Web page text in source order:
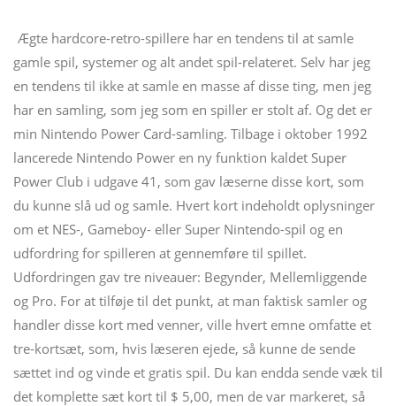
Ægte hardcore-retro-spillere har en tendens til at samle
gamle spil, systemer og alt andet spil-relateret. Selv har jeg
en tendens til ikke at samle en masse af disse ting, men jeg
har en samling, som jeg som en spiller er stolt af. Og det er
min Nintendo Power Card-samling. Tilbage i oktober 1992
lancerede Nintendo Power en ny funktion kaldet Super
Power Club i udgave 41, som gav læserne disse kort, som
du kunne slå ud og samle. Hvert kort indeholdt oplysninger
om et NES-, Gameboy- eller Super Nintendo-spil og en
udfordring for spilleren at gennemføre til spillet.
Udfordringen gav tre niveauer: Begynder, Mellemliggende
og Pro. For at tilføje til det punkt, at man faktisk samler og
handler disse kort med venner, ville hvert emne omfatte et
tre-kortsæt, som, hvis læseren ejede, så kunne de sende
sættet ind og vinde et gratis spil. Du kan endda sende væk til
det komplette sæt kort til $ 5,00, men de var markeret, så